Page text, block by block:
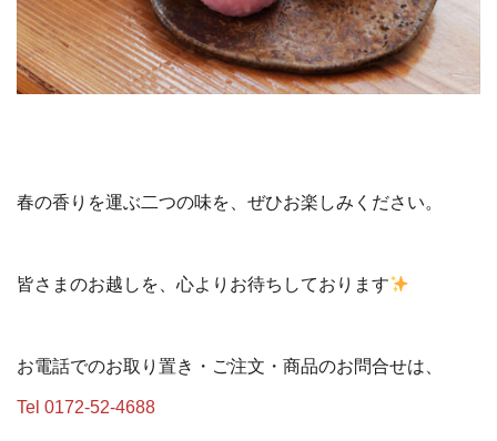
春の香りを運ぶ二つの味を、ぜひお楽しみください。
皆さまのお越しを、心よりお待ちしております
お電話でのお取り置き・ご注文・商品のお問合せは、
Tel 0172-52-4688